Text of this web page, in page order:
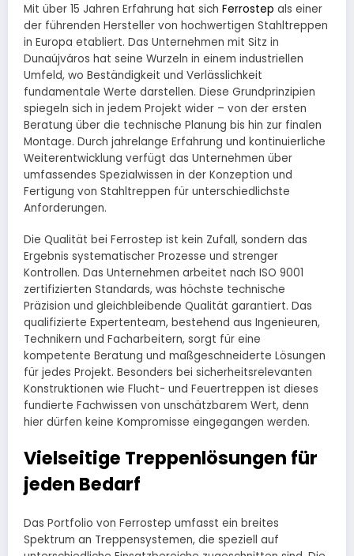
Mit über 15 Jahren Erfahrung hat sich Ferrostep als einer
der führenden Hersteller von hochwertigen Stahltreppen
in Europa etabliert. Das Unternehmen mit Sitz in
Dunaújváros hat seine Wurzeln in einem industriellen
Umfeld, wo Beständigkeit und Verlässlichkeit
fundamentale Werte darstellen. Diese Grundprinzipien
spiegeln sich in jedem Projekt wider – von der ersten
Beratung über die technische Planung bis hin zur finalen
Montage. Durch jahrelange Erfahrung und kontinuierliche
Weiterentwicklung verfügt das Unternehmen über
umfassendes Spezialwissen in der Konzeption und
Fertigung von Stahltreppen für unterschiedlichste
Anforderungen.
Die Qualität bei Ferrostep ist kein Zufall, sondern das
Ergebnis systematischer Prozesse und strenger
Kontrollen. Das Unternehmen arbeitet nach ISO 9001
zertifizierten Standards, was höchste technische
Präzision und gleichbleibende Qualität garantiert. Das
qualifizierte Expertenteam, bestehend aus Ingenieuren,
Technikern und Facharbeitern, sorgt für eine
kompetente Beratung und maßgeschneiderte Lösungen
für jedes Projekt. Besonders bei sicherheitsrelevanten
Konstruktionen wie Flucht- und Feuertreppen ist dieses
fundierte Fachwissen von unschätzbarem Wert, denn
hier dürfen keine Kompromisse eingegangen werden.
Vielseitige Treppenlösungen für
jeden Bedarf
Das Portfolio von Ferrostep umfasst ein breites
Spektrum an Treppensystemen, die speziell auf